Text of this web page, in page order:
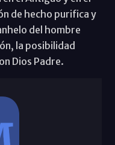
de hecho purifica y
del hombre
la posibilidad
Dios Padre.